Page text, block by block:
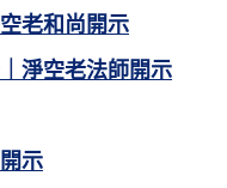
老和尚開示
淨空老法師開示
示